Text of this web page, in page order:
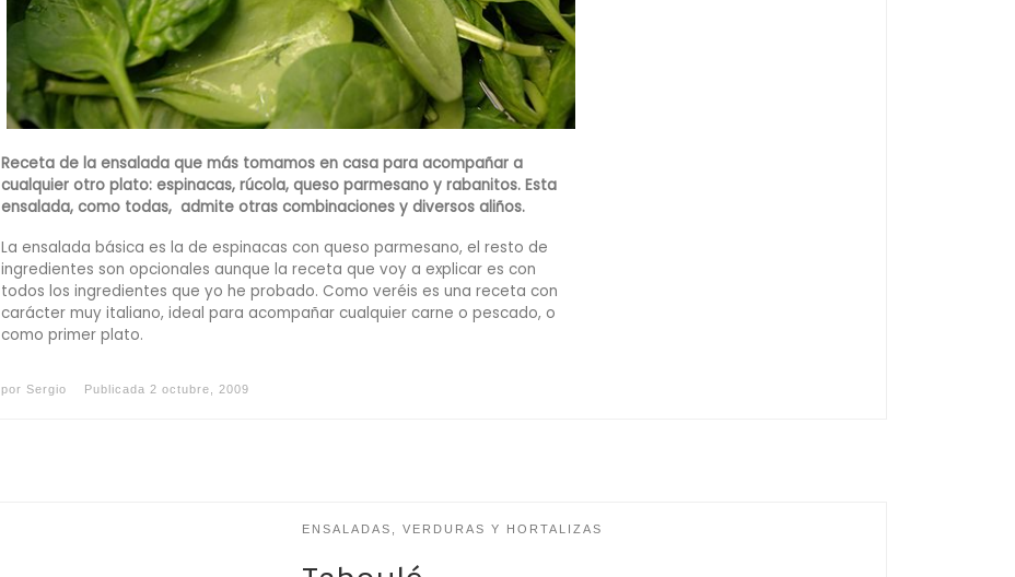
Receta de la ensalada que más tomamos en casa para acompañar a
cualquier otro plato: espinacas, rúcola, queso parmesano y rabanitos. Esta
ensalada, como todas, admite otras combinaciones y diversos aliños.
La ensalada básica es la de espinacas con queso parmesano, el resto de
ingredientes son opcionales aunque la receta que voy a explicar es con
todos los ingredientes que yo he probado. Como veréis es una receta con
carácter muy italiano, ideal para acompañar cualquier carne o pescado, o
como primer plato.
por Sergio Publicada 2 octubre, 2009
ENSALADAS, VERDURAS Y HORTALIZAS